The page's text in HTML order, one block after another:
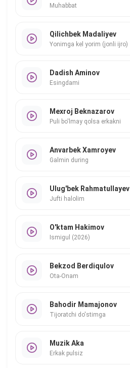
Muhabbat
Qilichbek Madaliyev
Yonimga kel yorim (jonli ijro)
Dadish Aminov
Esingdami
Mexroj Beknazarov
Puli bo'lmay qolsa erkakni
Anvarbek Xamroyev
Galmin during
Ulug'bek Rahmatullayev
Jufti halolim
O'ktam Hakimov
Ismigul (2026)
Bekzod Berdiqulov
Ota-Onam
Bahodir Mamajonov
Tijoratchi do'stimga
Muzik Aka
Erkak pulsiz